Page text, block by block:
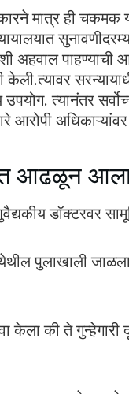
मात्र ही चकमक
अहवाल
त्यानंतर
आढळून आला
डॉक्टरवर
पुलाखाली
केला की ते गुन्हेगारी